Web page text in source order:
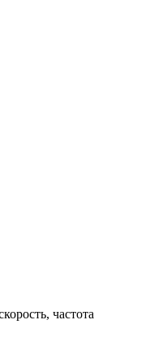
частота